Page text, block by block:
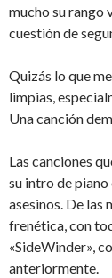
mucho su rango
cuestión de
Quizás lo que
limpias,
Una canción
Las canciones
su intro de
asesinos. De las
frenética, con
«SideWinder»,
anteriormente.